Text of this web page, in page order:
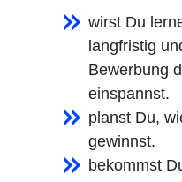
wirst Du
langfristig
Bewerbung
einspannst.
planst Du,
gewinnst.
bekommst